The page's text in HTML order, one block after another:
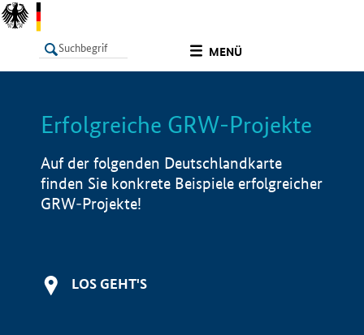
MENÜ
LISTE Info
Erfolgreiche GRW-Projekte
Auf der folgenden Deutschlandkarte
finden Sie konkrete Beispiele erfolgreicher
GRW-Projekte!
LOS GEHT'S